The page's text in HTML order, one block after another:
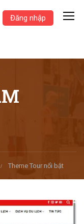
Đăng nhập
Theme Tour nổi bật